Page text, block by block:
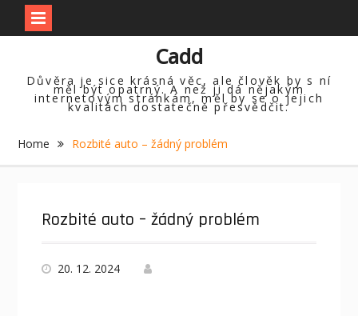
content
Cadd
Důvěra je sice krásná věc, ale člověk by s ní
měl být opatrný. A než ji dá nějakým
internetovým stránkám, měl by se o jejich
kvalitách dostatečně přesvědčit.
Home Rozbité auto – žádný problém
Rozbité auto – žádný problém
20. 12. 2024